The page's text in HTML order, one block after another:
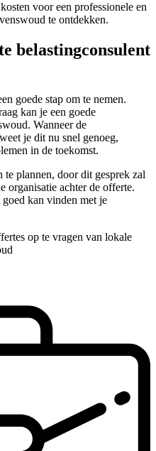
voor een professionele en
te ontdekken.
belastingconsulent
goede stap om te nemen.
kan je een goede
Wanneer de
je dit nu snel genoeg,
in de toekomst.
te plannen, door dit gesprek zal
organisatie achter de offerte.
kan vinden met je
op te vragen van lokale